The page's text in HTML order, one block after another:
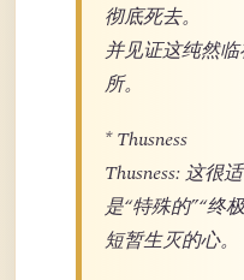
彻底死去。
并见证这纯然
所。
* Thusness
Thusness: 这很
是“特殊的”“终
短暂生灭的心。